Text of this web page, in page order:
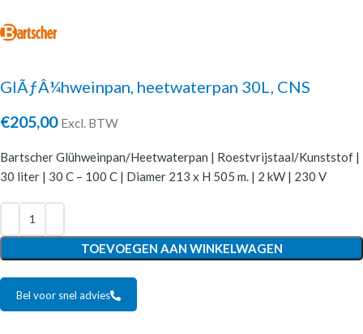
GlÃƒÂ¼hweinpan, heetwaterpan 30L, CNS
€205,00 Excl. BTW
Bartscher Glühweinpan/Heetwaterpan | Roestvrijstaal/Kunststof |
30 liter | 30 C – 100 C | Diamer 213 x H 505 m. | 2 kW | 230 V
TOEVOEGEN AAN WINKELWAGEN
Bel voor snel advies